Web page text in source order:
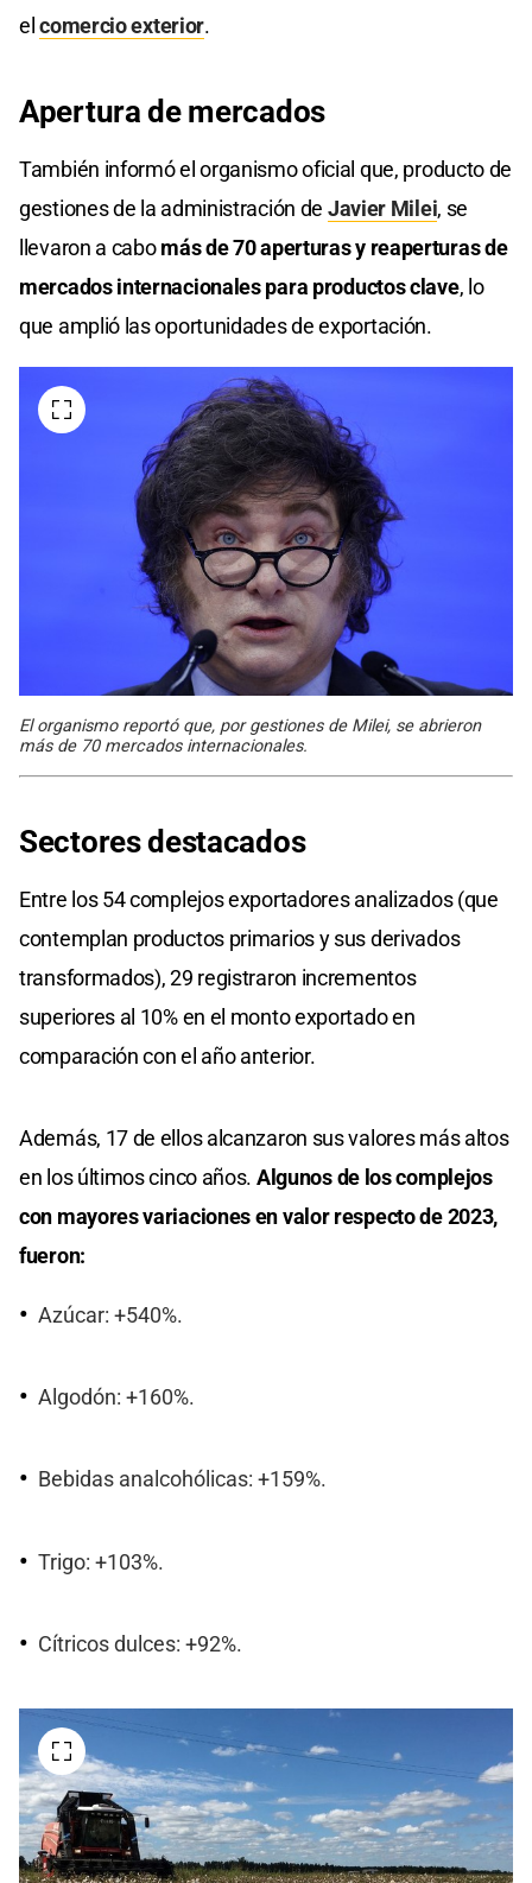
elcomercio exterior.
Apertura de mercados
También informó el organismo oficial que, producto de
gestiones de la administración de Javier Milei, se
llevaron a cabomás de 70 aperturas y reaperturas de
mercados internacionales para productos clave, lo
que amplió las oportunidades de exportación.
El organismo reportó que, por gestiones de Milei, se abrieron
más de 70 mercados internacionales.
Sectores destacados
Entre los 54 complejos exportadores analizados (que
contemplan productos primarios y sus derivados
transformados), 29 registraron incrementos
superiores al 10% en el monto exportado en
comparación con el año anterior.
Además, 17 de ellos alcanzaron sus valores más altos
en los últimos cinco años. Algunos de los complejos
con mayores variaciones en valor respecto de 2023,
fueron:
Azúcar: +540%.
Algodón: +160%.
Bebidas analcohólicas: +159%.
Trigo: +103%.
Cítricos dulces: +92%.